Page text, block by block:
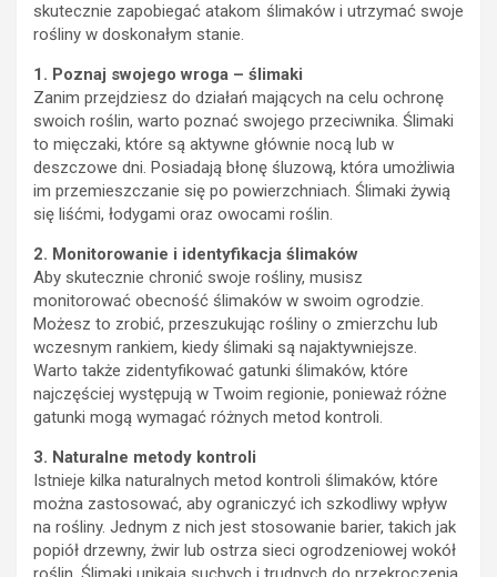
skutecznie zapobiegać atakom ślimaków i utrzymać swoje
rośliny w doskonałym stanie.
1. Poznaj swojego wroga – ślimaki
Zanim przejdziesz do działań mających na celu ochronę
swoich roślin, warto poznać swojego przeciwnika. Ślimaki
to mięczaki, które są aktywne głównie nocą lub w
deszczowe dni. Posiadają błonę śluzową, która umożliwia
im przemieszczanie się po powierzchniach. Ślimaki żywią
się liśćmi, łodygami oraz owocami roślin.
2. Monitorowanie i identyfikacja ślimaków
Aby skutecznie chronić swoje rośliny, musisz
monitorować obecność ślimaków w swoim ogrodzie.
Możesz to zrobić, przeszukując rośliny o zmierzchu lub
wczesnym rankiem, kiedy ślimaki są najaktywniejsze.
Warto także zidentyfikować gatunki ślimaków, które
najczęściej występują w Twoim regionie, ponieważ różne
gatunki mogą wymagać różnych metod kontroli.
3. Naturalne metody kontroli
Istnieje kilka naturalnych metod kontroli ślimaków, które
można zastosować, aby ograniczyć ich szkodliwy wpływ
na rośliny. Jednym z nich jest stosowanie barier, takich jak
popiół drzewny, żwir lub ostrza sieci ogrodzeniowej wokół